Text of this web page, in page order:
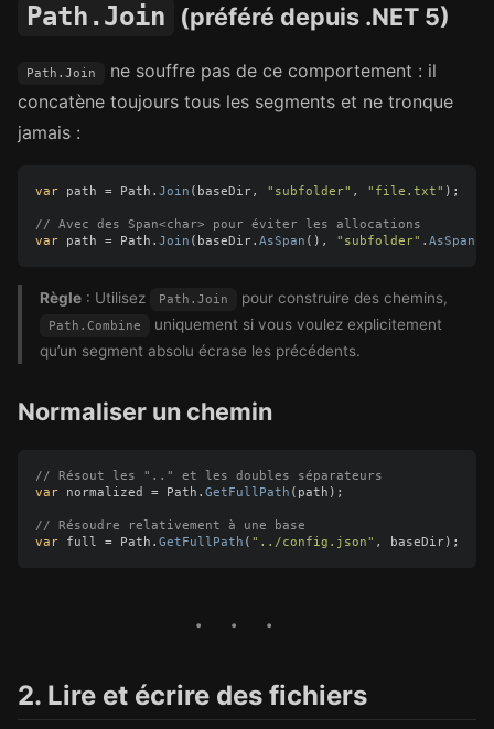
Path.Join (préféré depuis .NET 5)
Path.Join
ne souffre pas de ce comportement : il
concatène toujours tous les segments et ne tronque
jamais :
var path = Path . Join ( baseDir, "subfolder" , "file.txt" );
// Avec des Span<char> pour éviter les allocations
var
path = Path . Join ( baseDir. AsSpan (), "subfolder" . AsSpan
Règle : Utilisez Path.Join pour construire des chemins,
Path.Combine
uniquement si vous voulez explicitement
qu’un segment absolu écrase les précédents.
Normaliser un chemin
// Résout les ".." et les doubles séparateurs
var
normalized = Path . GetFullPath ( path );
// Résoudre relativement à une base
var
full = Path . GetFullPath ( "../config.json" , baseDir);
2. Lire et écrire des fichiers